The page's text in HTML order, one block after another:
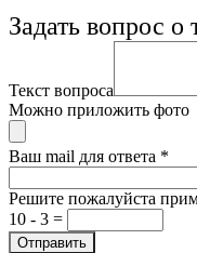
Задать вопрос о
Текст вопроса
Можно приложить фото
Ваш mail для ответа *
Решите пожалуйста
10 - 3 =